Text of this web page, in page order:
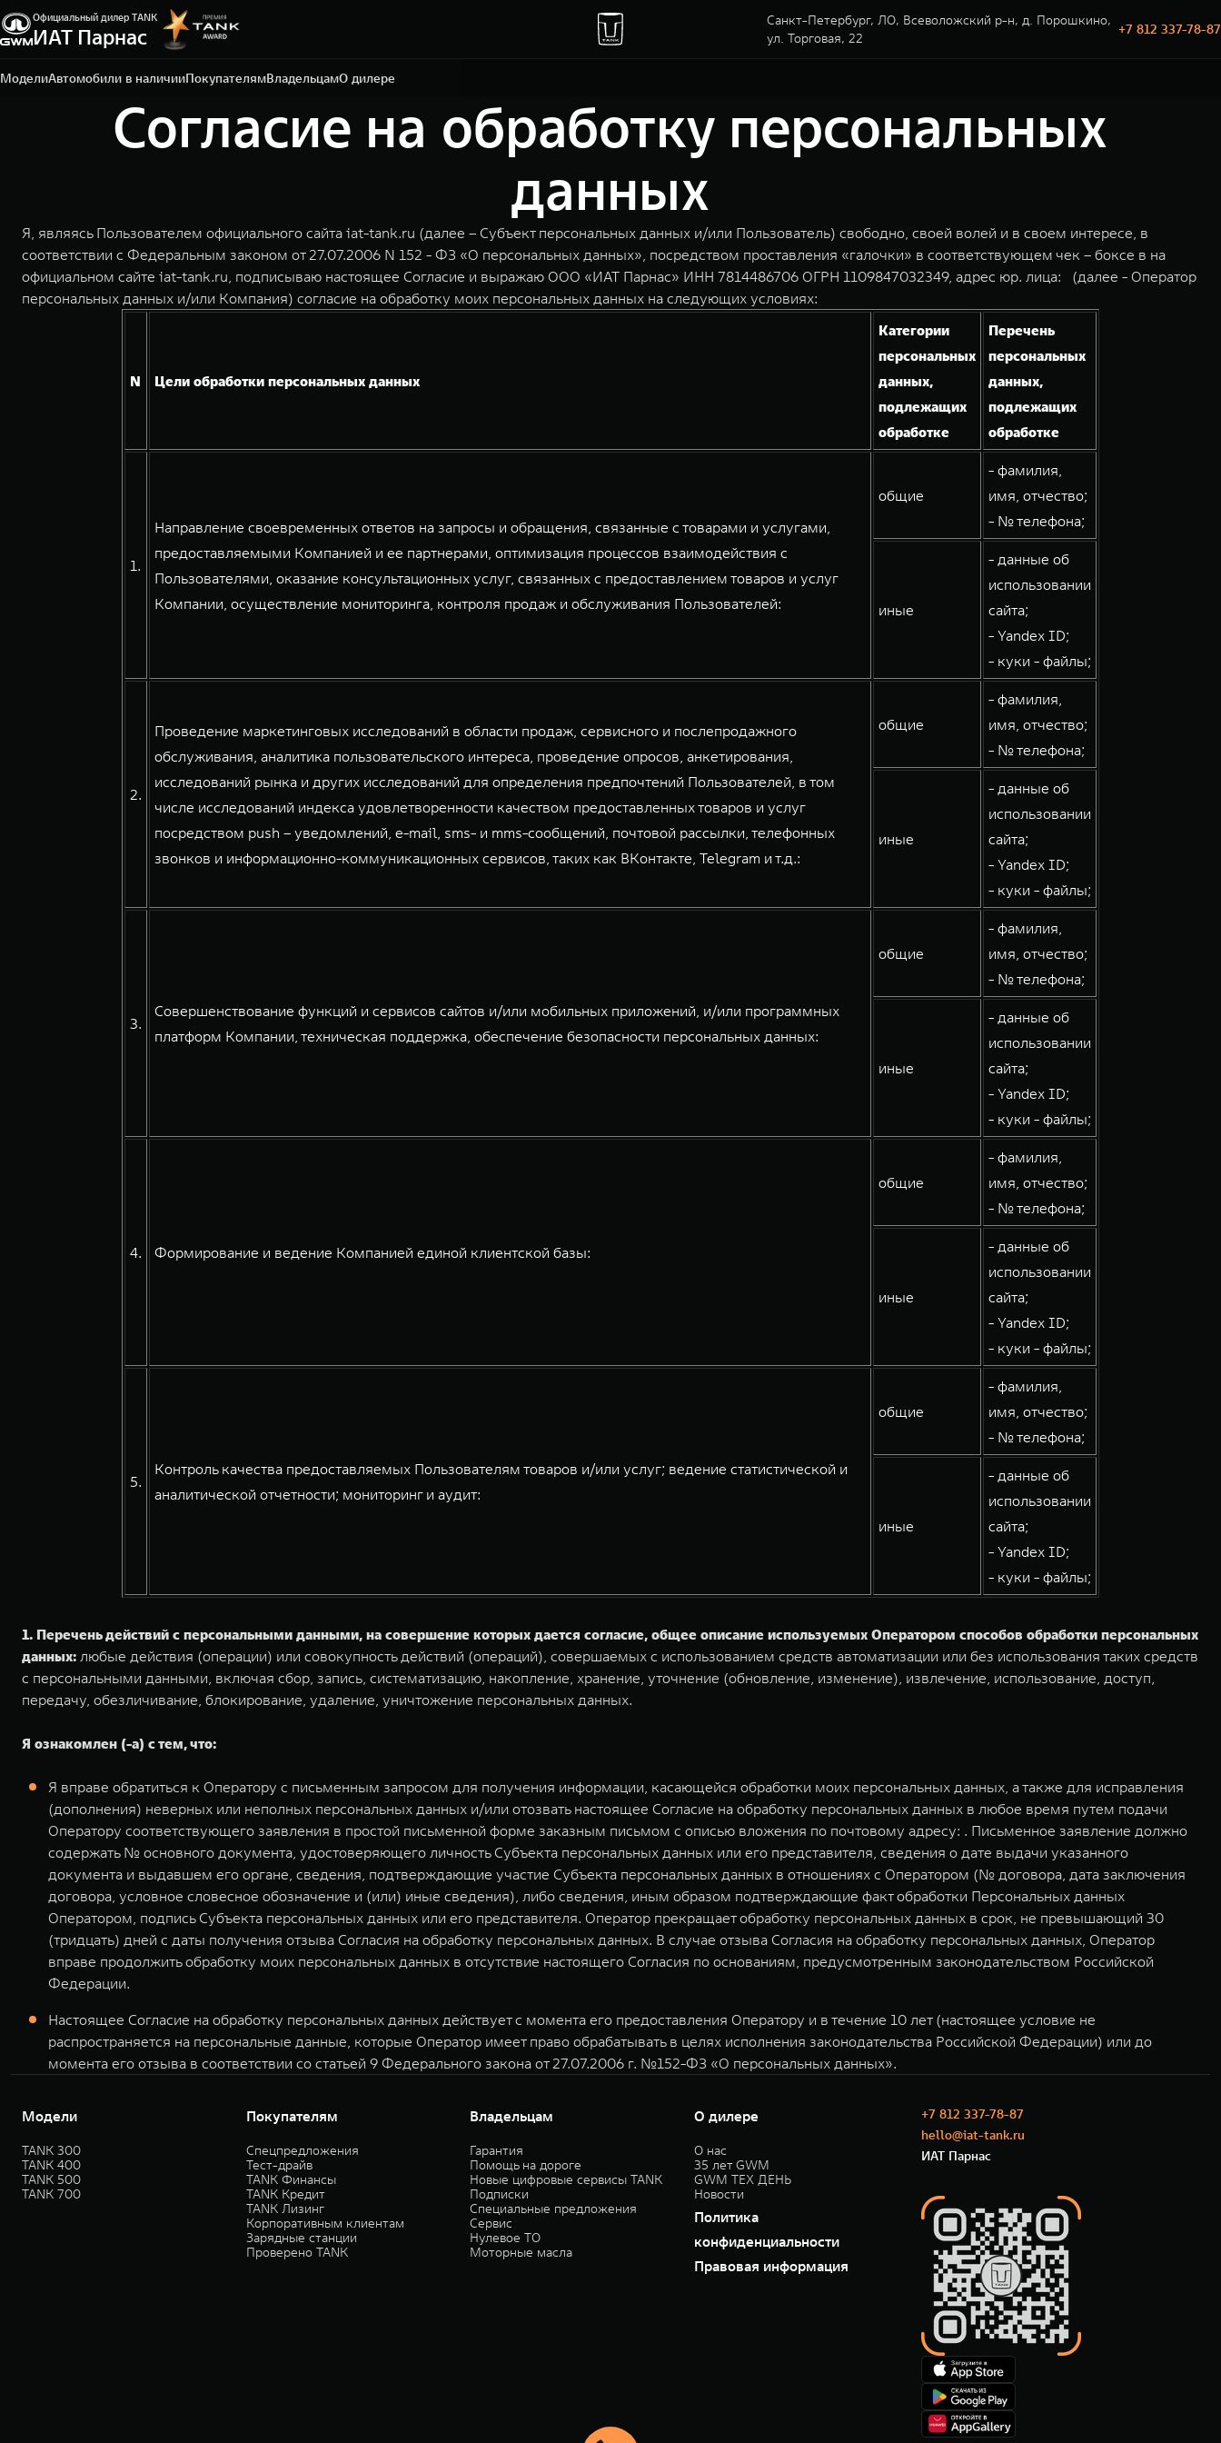
Официальный дилер TANK
ИАТ Парнас
Санкт-Петербург, ЛО, Всеволожский р-н, д. Порошкино,
ул. Торговая, 22
+7 812 337-78-87
МоделиАвтомобили в наличииПокупателямВладельцамО дилере
Санкт-Петербург, ЛО, Всеволожский р-н, д.
Порошкино, ул. Торговая, 22
+7 812 337-78-87
Согласие на обработку персональных
данных
Я, являясь Пользователем официального сайта iat-tank.ru (далее – Субъект персональных данных и/или Пользователь) свободно, своей волей и в своем интересе, в
соответствии с Федеральным законом от 27.07.2006 N 152 - ФЗ «О персональных данных», посредством проставления «галочки» в соответствующем чек – боксе в на
официальном сайте iat-tank.ru, подписываю настоящее Согласие и выражаю ООО «ИАТ Парнас» ИНН 7814486706 ОГРН 1109847032349, адрес юр. лица: (далее - Оператор
персональных данных и/или Компания) согласие на обработку моих персональных данных на следующих условиях:
N Цели обработки персональных данных
Категории
персональных
данных,
подлежащих
обработке
Перечень
персональных
данных,
подлежащих
обработке
1.
Направление своевременных ответов на запросы и обращения, связанные с товарами и услугами,
предоставляемыми Компанией и ее партнерами, оптимизация процессов взаимодействия с
Пользователями, оказание консультационных услуг, связанных с предоставлением товаров и услуг
Компании, осуществление мониторинга, контроля продаж и обслуживания Пользователей:
общие
- фамилия,
имя, отчество;
- № телефона;
иные
- данные об
использовании
сайта;
- Yandex ID;
- куки - файлы;
2.
Проведение маркетинговых исследований в области продаж, сервисного и послепродажного
обслуживания, аналитика пользовательского интереса, проведение опросов, анкетирования,
исследований рынка и других исследований для определения предпочтений Пользователей, в том
числе исследований индекса удовлетворенности качеством предоставленных товаров и услуг
посредством push – уведомлений, e-mail, sms- и mms-сообщений, почтовой рассылки, телефонных
звонков и информационно-коммуникационных сервисов, таких как ВКонтакте, Telegram и т.д.:
общие
- фамилия,
имя, отчество;
- № телефона;
иные
- данные об
использовании
сайта;
- Yandex ID;
- куки - файлы;
3.
Совершенствование функций и сервисов сайтов и/или мобильных приложений, и/или программных
платформ Компании, техническая поддержка, обеспечение безопасности персональных данных:
общие
- фамилия,
имя, отчество;
- № телефона;
иные
- данные об
использовании
сайта;
- Yandex ID;
- куки - файлы;
4. Формирование и ведение Компанией единой клиентской базы:
общие
- фамилия,
имя, отчество;
- № телефона;
иные
- данные об
использовании
сайта;
- Yandex ID;
- куки - файлы;
5.
Контроль качества предоставляемых Пользователям товаров и/или услуг; ведение статистической и
аналитической отчетности; мониторинг и аудит:
общие
- фамилия,
имя, отчество;
- № телефона;
иные
- данные об
использовании
сайта;
- Yandex ID;
- куки - файлы;
1. Перечень действий с персональными данными, на совершение которых дается согласие, общее описание используемых Оператором способов обработки персональных
данных: любые действия (операции) или совокупность действий (операций), совершаемых с использованием средств автоматизации или без использования таких средств
с персональными данными, включая сбор, запись, систематизацию, накопление, хранение, уточнение (обновление, изменение), извлечение, использование, доступ,
передачу, обезличивание, блокирование, удаление, уничтожение персональных данных.
Я ознакомлен (-а) с тем, что:
Я вправе обратиться к Оператору с письменным запросом для получения информации, касающейся обработки моих персональных данных, а также для исправления
(дополнения) неверных или неполных персональных данных и/или отозвать настоящее Согласие на обработку персональных данных в любое время путем подачи
Оператору соответствующего заявления в простой письменной форме заказным письмом с описью вложения по почтовому адресу: . Письменное заявление должно
содержать № основного документа, удостоверяющего личность Субъекта персональных данных или его представителя, сведения о дате выдачи указанного
документа и выдавшем его органе, сведения, подтверждающие участие Субъекта персональных данных в отношениях с Оператором (№ договора, дата заключения
договора, условное словесное обозначение и (или) иные сведения), либо сведения, иным образом подтверждающие факт обработки Персональных данных
Оператором, подпись Субъекта персональных данных или его представителя. Оператор прекращает обработку персональных данных в срок, не превышающий 30
(тридцать) дней с даты получения отзыва Согласия на обработку персональных данных. В случае отзыва Согласия на обработку персональных данных, Оператор
вправе продолжить обработку моих персональных данных в отсутствие настоящего Согласия по основаниям, предусмотренным законодательством Российской
Федерации.
Настоящее Согласие на обработку персональных данных действует с момента его предоставления Оператору и в течение 10 лет (настоящее условие не
распространяется на персональные данные, которые Оператор имеет право обрабатывать в целях исполнения законодательства Российской Федерации) или до
момента его отзыва в соответствии со статьей 9 Федерального закона от 27.07.2006 г. №152-ФЗ «О персональных данных».
Модели
TANK 300
TANK 400
TANK 500
TANK 700
Покупателям
Спецпредложения
Тест-драйв
TANK Финансы
TANK Кредит
TANK Лизинг
Корпоративным клиентам
Зарядные станции
Проверено TANK
Владельцам
Гарантия
Помощь на дороге
Новые цифровые сервисы TANK
Подписки
Специальные предложения
Сервис
Нулевое ТО
Моторные масла
О дилере
О нас
35 лет GWM
GWM ТЕХ ДЕНЬ
Новости
Политика
конфиденциальности
Правовая информация
+7 812 337-78-87
hello@iat-tank.ru
ИАТ Парнас